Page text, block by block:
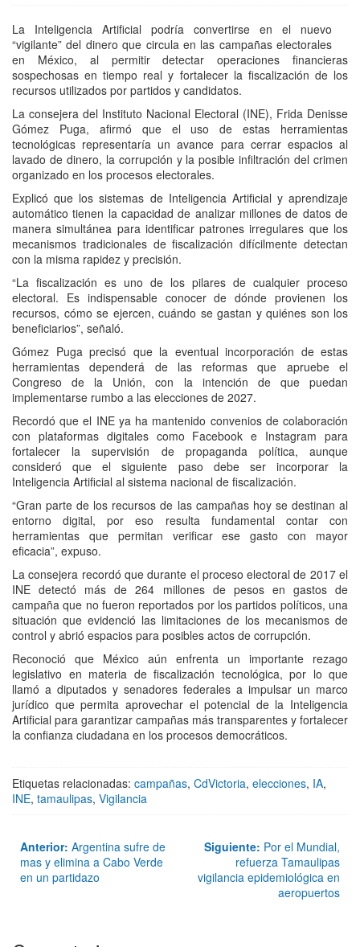
La Inteligencia Artificial podría convertirse en el nuevo
“vigilante” del dinero que circula en las campañas electorales
en México, al permitir detectar operaciones financieras
sospechosas en tiempo real y fortalecer la fiscalización de los
recursos utilizados por partidos y candidatos.
La consejera del Instituto Nacional Electoral (INE), Frida Denisse
Gómez Puga, afirmó que el uso de estas herramientas
tecnológicas representaría un avance para cerrar espacios al
lavado de dinero, la corrupción y la posible infiltración del crimen
organizado en los procesos electorales.
Explicó que los sistemas de Inteligencia Artificial y aprendizaje
automático tienen la capacidad de analizar millones de datos de
manera simultánea para identificar patrones irregulares que los
mecanismos tradicionales de fiscalización difícilmente detectan
con la misma rapidez y precisión.
“La fiscalización es uno de los pilares de cualquier proceso
electoral. Es indispensable conocer de dónde provienen los
recursos, cómo se ejercen, cuándo se gastan y quiénes son los
beneficiarios”, señaló.
Gómez Puga precisó que la eventual incorporación de estas
herramientas dependerá de las reformas que apruebe el
Congreso de la Unión, con la intención de que puedan
implementarse rumbo a las elecciones de 2027.
Recordó que el INE ya ha mantenido convenios de colaboración
con plataformas digitales como Facebook e Instagram para
fortalecer la supervisión de propaganda política, aunque
consideró que el siguiente paso debe ser incorporar la
Inteligencia Artificial al sistema nacional de fiscalización.
“Gran parte de los recursos de las campañas hoy se destinan al
entorno digital, por eso resulta fundamental contar con
herramientas que permitan verificar ese gasto con mayor
eficacia”, expuso.
La consejera recordó que durante el proceso electoral de 2017 el
INE detectó más de 264 millones de pesos en gastos de
campaña que no fueron reportados por los partidos políticos, una
situación que evidenció las limitaciones de los mecanismos de
control y abrió espacios para posibles actos de corrupción.
Reconoció que México aún enfrenta un importante rezago
legislativo en materia de fiscalización tecnológica, por lo que
llamó a diputados y senadores federales a impulsar un marco
jurídico que permita aprovechar el potencial de la Inteligencia
Artificial para garantizar campañas más transparentes y fortalecer
la confianza ciudadana en los procesos democráticos.
Etiquetas relacionadas: campañas, CdVictoria, elecciones, IA,
INE, tamaulipas, Vigilancia
Anterior: Argentina sufre de
mas y elimina a Cabo Verde
en un partidazo
Siguiente: Por el Mundial,
refuerza Tamaulipas
vigilancia epidemiológica en
aeropuertos